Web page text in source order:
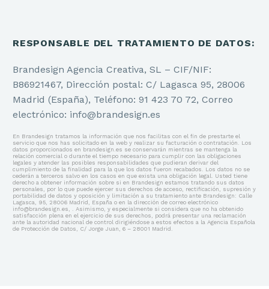
RESPONSABLE DEL TRATAMIENTO DE DATOS:
Brandesign Agencia Creativa, SL – CIF/NIF:
B86921467, Dirección postal: C/ Lagasca 95, 28006
Madrid (España), Teléfono: 91 423 70 72, Correo
electrónico: info@brandesign.es
En Brandesign tratamos la información que nos facilitas con el fin de prestarte el
servicio que nos has solicitado en la web y realizar su facturación o contratación. Los
datos proporcionados en brandesign.es se conservarán mientras se mantenga la
relación comercial o durante el tiempo necesario para cumplir con las obligaciones
legales y atender las posibles responsabilidades que pudieran derivar del
cumplimiento de la finalidad para la que los datos fueron recabados. Los datos no se
cederán a terceros salvo en los casos en que exista una obligación legal. Usted tiene
derecho a obtener información sobre si en Brandesign estamos tratando sus datos
personales, por lo que puede ejercer sus derechos de acceso, rectificación, supresión y
portabilidad de datos y oposición y limitación a su tratamiento ante Brandesign: Calle
Lagasca, 95, 28006 Madrid, España o en la dirección de correo electrónico
info@brandesign.es, . Asimismo, y especialmente si considera que no ha obtenido
satisfacción plena en el ejercicio de sus derechos, podrá presentar una reclamación
ante la autoridad nacional de control dirigiéndose a estos efectos a la Agencia Española
de Protección de Datos, C/ Jorge Juan, 6 – 28001 Madrid.